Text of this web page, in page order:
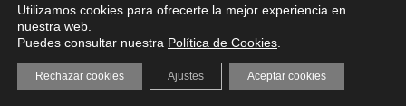
Utilizamos cookies para ofrecerte la mejor experiencia en
nuestra web.
Puedes consultar nuestra Política de Cookies
Aceptar cookies
Rechazar cookies Ajustes